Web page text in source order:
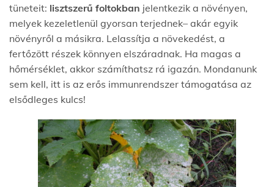
tüneteit: lisztszerű foltokban jelentkezik a növényen,
melyek kezeletlenül gyorsan terjednek– akár egyik
növényről a másikra. Lelassítja a növekedést, a
fertőzött részek könnyen elszáradnak. Ha magas a
hőmérséklet, akkor számíthatsz rá igazán. Mondanunk
sem kell, itt is az erős immunrendszer támogatása az
elsődleges kulcs!